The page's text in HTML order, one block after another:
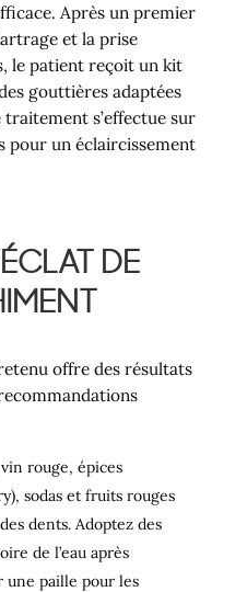
Après un premier
et la prise
le patient reçoit un kit
gouttières adaptées
s’effectue sur
pour un éclaircissement
DE
offre des résultats
rouge, épices
sodas et fruits rouges
dents. Adoptez des
de l’eau après
une paille pour les